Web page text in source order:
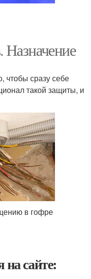
чтобы сразу себе
такой защиты, и
в гофре
на сайте: